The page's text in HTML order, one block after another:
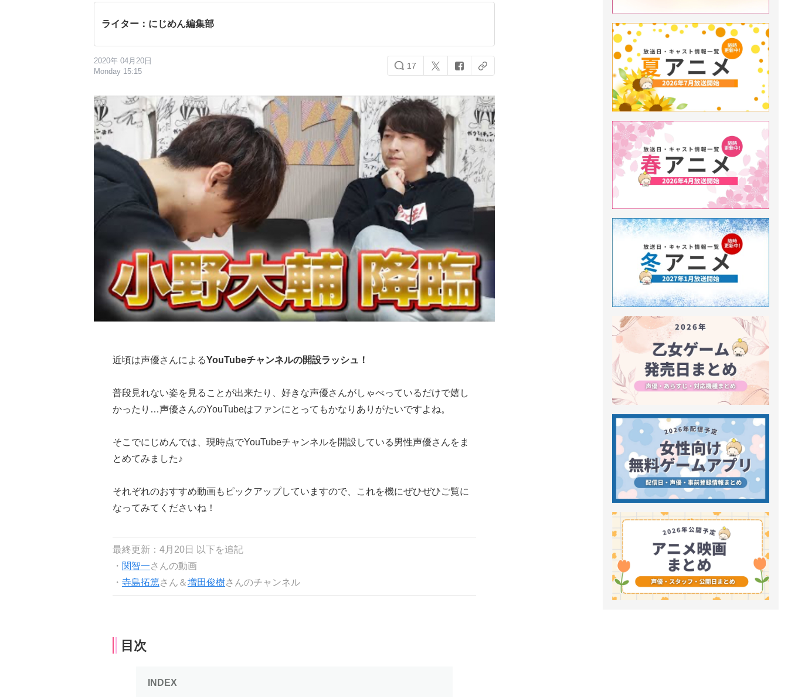
ライター：にじめん編集部
2020年 04月20日
Monday 15:15
17
近頃は声優さんによるYouTubeチャンネルの開設ラッシュ！
普段見れない姿を見ることが出来たり、好きな声優さんがしゃべっているだけで嬉し
かったり…声優さんのYouTubeはファンにとってもかなりありがたいですよね。
そこでにじめんでは、現時点でYouTubeチャンネルを開設している男性声優さんをま
とめてみました♪
それぞれのおすすめ動画もピックアップしていますので、これを機にぜひぜひご覧に
なってみてくださいね！
最終更新：4月20日 以下を追記
・ 関智一さんの動画
・ 寺島拓篤さん＆増田俊樹さんのチャンネル
目次